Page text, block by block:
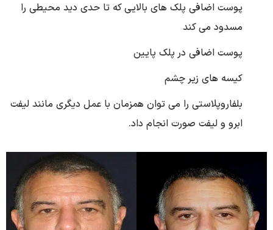
پوست اضافی پلک های بالایی که تا حدی دید محیطی را
مسدود می کند
پوست اضافی در پلک پایین
کیسه های زیر چشم
بلفاروپلاستی را می توان همزمان با عمل دیگری مانند لیفت
ابرو و لیفت صورت انجام داد.